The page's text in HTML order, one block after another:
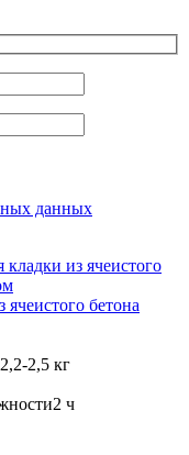
данных
бетона
2,2-2,5 кг
2 ч